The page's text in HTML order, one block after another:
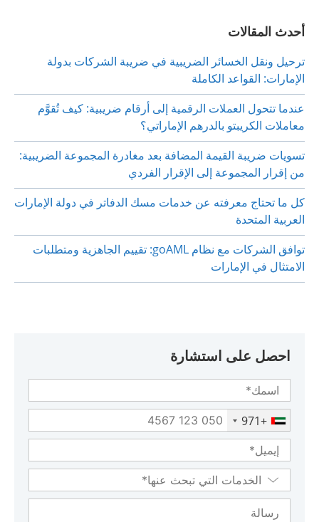
أحدث المقالات
ترحيل ونقل الخسائر الضريبية في ضريبة الشركات بدولة
الإمارات: القواعد الكاملة
عندما تتحول العملات الرقمية إلى أرقام ضريبية: كيف تُقوَّم
معاملات الكريبتو بالدرهم الإماراتي؟
تسويات ضريبة القيمة المضافة بعد مغادرة المجموعة الضريبية:
من إقرار المجموعة إلى الإقرار الفردي
كل ما تحتاج معرفته عن خدمات مسك الدفاتر في دولة الإمارات
العربية المتحدة
توافق الشركات مع نظام goAML: تقييم الجاهزية ومتطلبات
الامتثال في الإمارات
احصل على استشارة
+971